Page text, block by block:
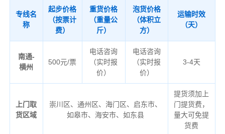
专线名
称
起步价格
（按票计
费）
重货价格
（重量公
斤）
泡货价格
（体积立
方）
运输时效
（天）
南通-
横州
500元/票
电话咨询
（实时报
价）
电话咨询
（实时报
价）
3-4天
上门取
货区域
崇川区、通州区、海门区、启东市、
如皋市、海安市、如东县
提货须加上
门提货费，
量大可免提
货费